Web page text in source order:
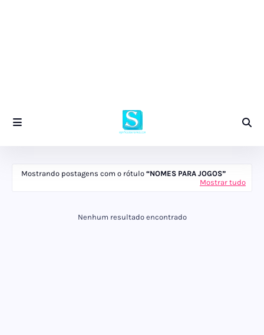
Mostrando postagens com o rótulo
NOMES PARA JOGOS
Mostrar tudo
Nenhum resultado encontrado